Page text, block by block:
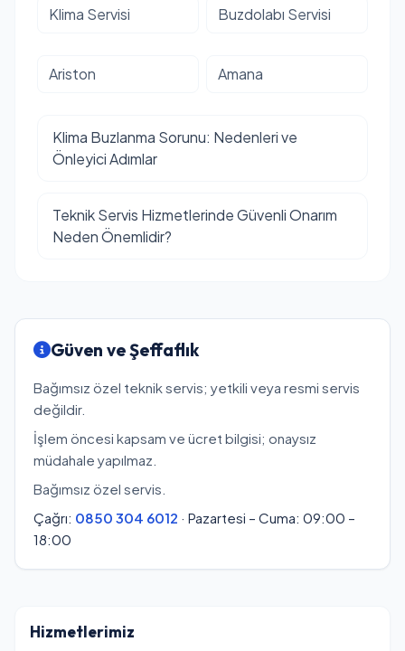
Klima Servisi Buzdolabı Servisi
Ariston Amana
Klima Buzlanma Sorunu: Nedenleri ve
Önleyici Adımlar
Teknik Servis Hizmetlerinde Güvenli Onarım
Neden Önemlidir?
Güven ve Şeffaflık
Bağımsız özel teknik servis; yetkili veya resmi servis
değildir.
İşlem öncesi kapsam ve ücret bilgisi; onaysız
müdahale yapılmaz.
Bağımsız özel servis.
Çağrı: 0850 304 6012 · Pazartesi – Cuma: 09:00 –
18:00
Hizmetlerimiz